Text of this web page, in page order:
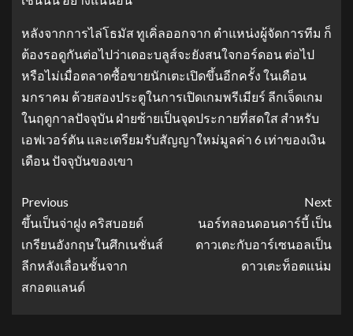
หลังจากการไล่โธมัส ทูเคิ่ลออกจาก ตำแหน่งผู้จัดการทีม ก็
ต้องรอดูกันต่อไปว่าเดอะบลูส์จะยังสนใจกอร์ดอน ต่อไป
หรือไม่เมื่อตลาดซื้อขายนักเตะเปิดขึ้นอีกครั้ง ในเดือน
มกราคม ด้วยสองประตูในการเปิดเกมพรีเมียร์ ลีกเจ็ดเกม
ในฤดูกาลปัจจุบัน ฝ่ายซ้ายเป็นจุดประกายที่สดใส สำหรับ
เอฟเวอร์ตัน และเตรียมรับสัญญาใหม่มูลค่า 6 เท่าของเงิน
เดือน ปัจจุบันของเขา
Previous
ขึ้นเป็นจ่าฝูง คริสบอยด์
เกรียนอังกฤษในศึกเนชั่นส์
ลีกหลังเลื่อนชั้นจาก
สกอตแลนด์
Next
นอร์ทลอนดอนดาร์บี้ เป็น
ดาวเตะกับอาร์เซนอลเป็น
ดาวเตะท็อตแน่ม